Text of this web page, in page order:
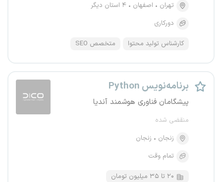
تهران
اصفهان
۴ استان دیگر
دورکاری
کارشناس تولید محتوا متخصص SEO
برنامه‌نویس Python
پیشگامان فناوری هوشمند آندیا
منقضی شده
زنجان
زنجان
تمام وقت
۲۰ تا ۳۵ میلیون تومان